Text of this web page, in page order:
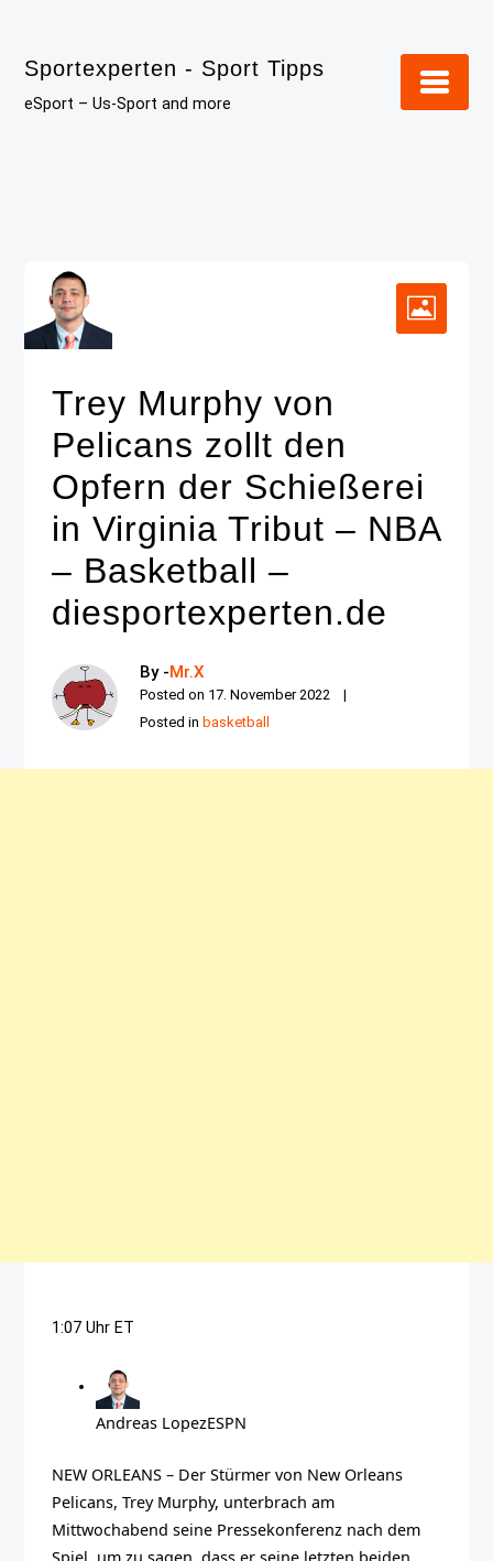
content
Sportexperten - Sport Tipps
eSport – Us-Sport and more
Trey Murphy von
Pelicans zollt den
Opfern der Schießerei
in Virginia Tribut – NBA
– Basketball –
diesportexperten.de
By -Mr.X
Posted on 17. November 2022
Posted in basketball
1:07 Uhr ET
Andreas LopezESPN
NEW ORLEANS – Der Stürmer von New Orleans
Pelicans, Trey Murphy, unterbrach am
Mittwochabend seine Pressekonferenz nach dem